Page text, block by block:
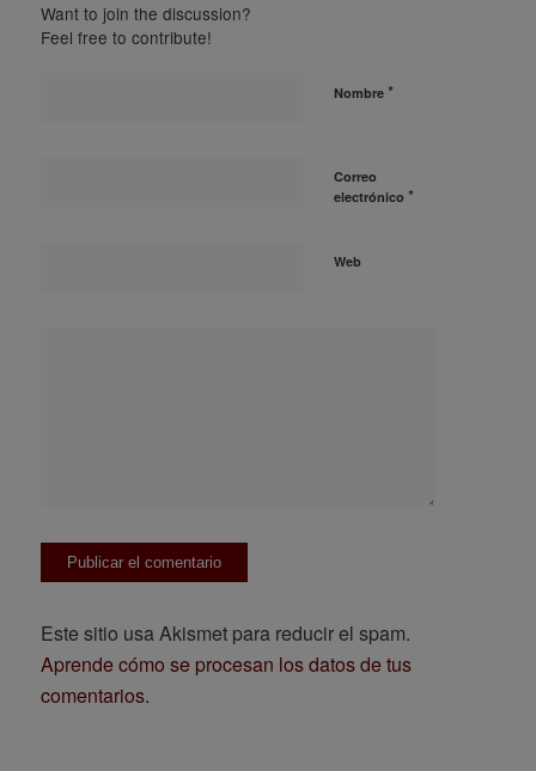
Want to join the discussion?
Feel free to contribute!
Nombre *
Correo
electrónico *
Web
Este sitio usa Akismet para reducir el spam.
Aprende cómo se procesan los datos de tus
comentarios.